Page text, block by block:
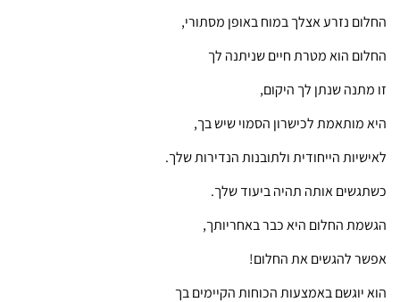
החלום נזרע אצלך במוח באופן מסתורי,
החלום הוא מטרת חיים שניתנה לך
זו מתנה שנתן לך היקום,
היא מותאמת לכישרון הסמוי שיש בך,
לאישיות הייחודית ולתובנות הנדירות שלך.
כשתגשים אותה תהיה ביעוד שלך.
הגשמת החלום היא כבר באחריותך,
אפשר להגשים את החלום!
הוא יוגשם באמצעות הכוחות הקיימים בך